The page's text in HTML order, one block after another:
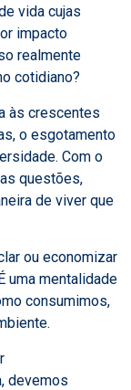
vida cujas
impacto
realmente
cotidiano?
às crescentes
o esgotamento
Com o
questões,
de viver que
ou economizar
uma mentalidade
consumimos,
devemos